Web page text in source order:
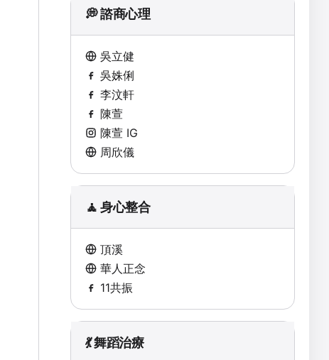
💭 諮商心理
吳立健
吳姝俐
李汶軒
陳萱
陳萱 IG
周欣儀
🧘 身心整合
頂溪
華人正念
11共振
💃 舞蹈治療